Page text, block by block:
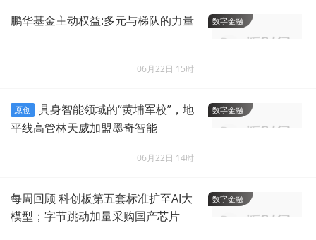
数字金融
鹏华基金主动权益:多元与梯队的力量
06月22日 15时
数字金融
原创
具身智能领域的“黄埔军校”，地
平线高管林天威加盟墨奇智能
06月22日 14时
数字金融
每周回顾 科创板第五套标准扩至AI大
模型；字节跳动加量采购国产芯片